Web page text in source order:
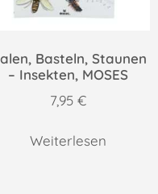
Basteln, Staunen
– Insekten, MOSES
7,95 €
Weiterlesen